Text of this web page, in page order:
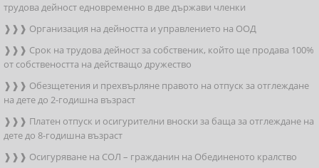
трудова дейност едновременно в две държави членки
❱❱❱ Организация на дейността и управлението на ООД
❱❱❱ Срок на трудова дейност за собственик, който ще продава 100%
от собствеността на действащо дружество
❱❱❱ Обезщетения и прехвърляне правото на отпуск за отглеждане
на дете до 2-годишна възраст
❱❱❱ Платен отпуск и осигурителни вноски за баща за отглеждане на
дете до 8-годишна възраст
❱❱❱ Осигуряване на СОЛ – гражданин на Обединеното кралство